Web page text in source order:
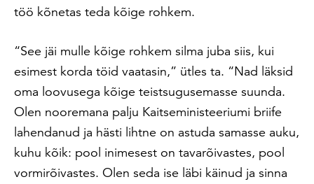
töö kõnetas teda kõige rohkem.
“See jäi mulle kõige rohkem silma juba siis, kui
esimest korda töid vaatasin,” ütles ta. “Nad läksid
oma loovusega kõige teistsugusemasse suunda.
Olen nooremana palju Kaitseministeeriumi briife
lahendanud ja hästi lihtne on astuda samasse auku,
kuhu kõik: pool inimesest on tavarõivastes, pool
vormirõivastes. Olen seda ise läbi käinud ja sinna